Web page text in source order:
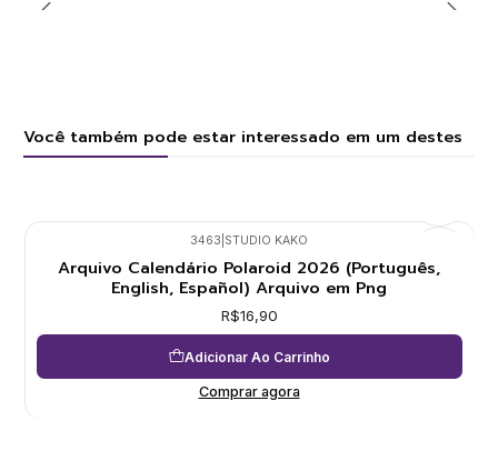
Você também pode estar interessado em um destes
3463 STUDIO KAKO
Arquivo Calendário Polaroid 2026 (Português,
English, Español) Arquivo em Png
R$16,90
Adicionar Ao Carrinho
Comprar agora